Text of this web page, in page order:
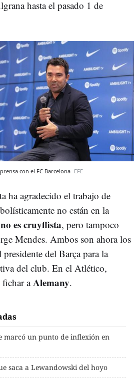
hasta el pasado 1 de
con el FC Barcelona EFE
ha agradecido el trabajo de
no están en la
es cruyffista, pero tampoco
Mendes. Ambos son ahora los
presidente del Barça para la
del club. En el Atlético,
fichar aAlemany.
marcó un punto de inflexión en
saca a Lewandowski del hoyo